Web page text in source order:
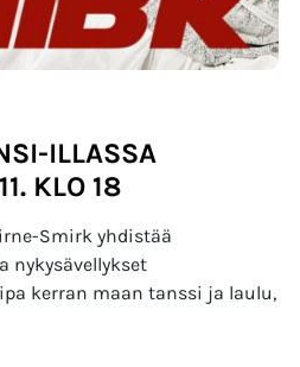
ILLASSA
KLO 18
Smirk yhdistää
nykysävellykset
kerran maan tanssi ja laulu,